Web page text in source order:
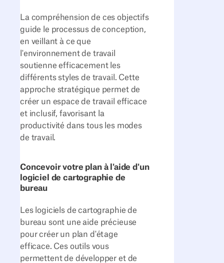
La compréhension de ces objectifs
guide le processus de conception,
en veillant à ce que
l'environnement de travail
soutienne efficacement les
différents styles de travail. Cette
approche stratégique permet de
créer un espace de travail efficace
et inclusif, favorisant la
productivité dans tous les modes
de travail.
Concevoir votre plan à l'aide d'un
logiciel de cartographie de
bureau
Les logiciels de cartographie de
bureau sont une aide précieuse
pour créer un plan d'étage
efficace. Ces outils vous
permettent de développer et de